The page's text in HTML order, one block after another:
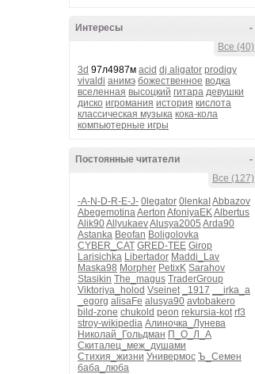
-
Интересы
Все (40)
3d 97л4987м acid dj aligator prodigy
vivaldi анимэ божественное водка
вселенная высоцкий гитара девушки
диско игромания история кислота
классическая музыка кока-кола
компьютерные игры
-
Постоянные читатели
Все (127)
-A-N-D-R-E-J- 0legator 0lenkaI Abbazov
AbegemotinaAerton AfoniyaEKAlbertus
Alik90AllyukaevAlusya2005 Arda90
Astanka Beofan Boligolovka
CYBER_CAT GRED-TEE Girop
Larisichka Libertador Maddi_Lav
Maska98 Morpher PetixK Sarahov
Stasikin The_magus TraderGroup
Viktoriya_holod Vseinet _1917
__irka_a
_egorg alisaFe alusya90 avtobakero
bild-zone chukold peon rekursia-kot rf3
stroy-wikipedia Алиночка_Лунева
Николай_Гольдман П_О_Л_А
Скиталец_меж_душами
Стихия_жизни Универмос Ъ_Семен
баба_люба